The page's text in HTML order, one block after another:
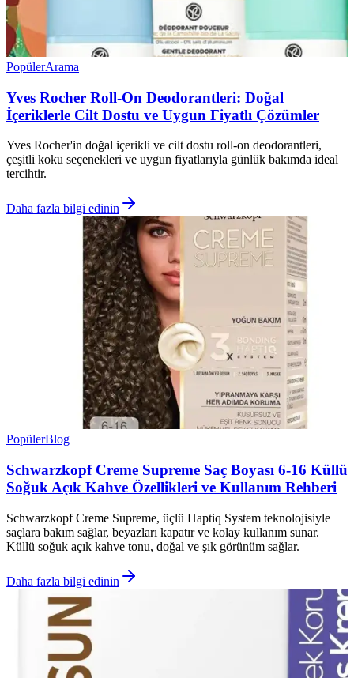
PopülerArama
Yves Rocher Roll-On Deodorantleri: Doğal
İçeriklerle Cilt Dostu ve Uygun Fiyatlı Çözümler
Yves Rocher'in doğal içerikli ve cilt dostu roll-on deodorantleri,
çeşitli koku seçenekleri ve uygun fiyatlarıyla günlük bakımda ideal
tercihtir.
Daha fazla bilgi edinin
PopülerBlog
Schwarzkopf Creme Supreme Saç Boyası 6-16 Küllü
Soğuk Açık Kahve Özellikleri ve Kullanım Rehberi
Schwarzkopf Creme Supreme, üçlü Haptiq System teknolojisiyle
saçlara bakım sağlar, beyazları kapatır ve kolay kullanım sunar.
Küllü soğuk açık kahve tonu, doğal ve şık görünüm sağlar.
Daha fazla bilgi edinin